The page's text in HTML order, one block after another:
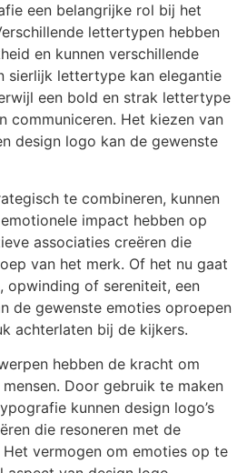
een belangrijke rol bij het
lettertypen hebben
en kunnen verschillende
sierlijk lettertype kan elegantie
een bold en strak lettertype
communiceren. Het kiezen van
design logo kan de gewenste
te combineren, kunnen
impact hebben op
associaties creëren die
van het merk. Of het nu gaat
opwinding of sereniteit, een
de gewenste emoties oproepen
achterlaten bij de kijkers.
hebben de kracht om
Door gebruik te maken
kunnen design logo’s
die resoneren met de
vermogen om emoties op te